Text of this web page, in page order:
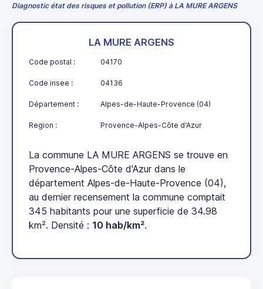
Diagnostic état des risques et pollution (ERP) à LA MURE ARGENS
LA MURE ARGENS
Code postal : 04170
Code insee : 04136
Département : Alpes-de-Haute-Provence (04)
Region : Provence-Alpes-Côte d'Azur
La commune LA MURE ARGENS se trouve en
Provence-Alpes-Côte d'Azur dans le
département Alpes-de-Haute-Provence (04),
au dernier recensement la commune comptait
345 habitants pour une superficie de 34.98
km². Densité : 10 hab/km².